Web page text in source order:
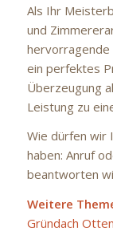
Als Ihr
und
hervorragende
ein perfektes
Überzeugung
Leistung zu
Wie dürfen wir
haben: Anruf
beantworten
Weitere
Gründach